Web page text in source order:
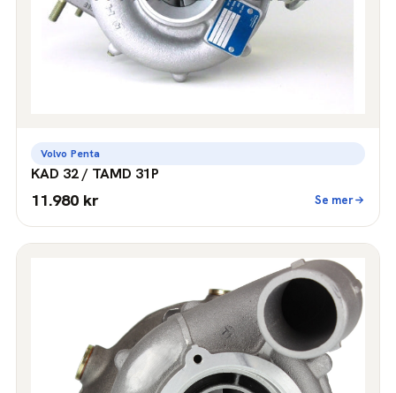
Volvo Penta
KAD 32 / TAMD 31P
11.980 kr Se mer